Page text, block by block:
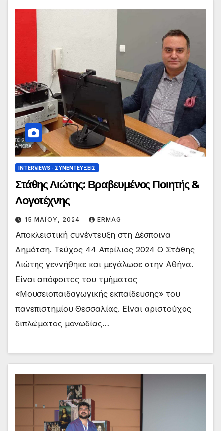
INTERVIEWS - ΣΥΝΕΝΤΕΎΞΕΙΣ
Στάθης Λιώτης: Βραβευμένος Ποιητής &
Λογοτέχνης
15 ΜΑΪ́ΟΥ, 2024 ERMAG
Αποκλειστική συνέντευξη στη Δέσποινα
Δημότση. Τεύχος 44 Απρίλιος 2024 Ο Στάθης
Λιώτης γεννήθηκε και μεγάλωσε στην Αθήνα.
Είναι απόφοιτος του τμήματος
«Μουσειοπαιδαγωγικής εκπαίδευσης» του
πανεπιστημίου Θεσσαλίας. Είναι αριστούχος
διπλώματος μονωδίας…